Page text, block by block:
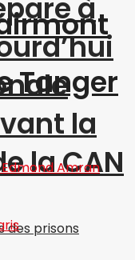
à
la
la CAN
Tanger